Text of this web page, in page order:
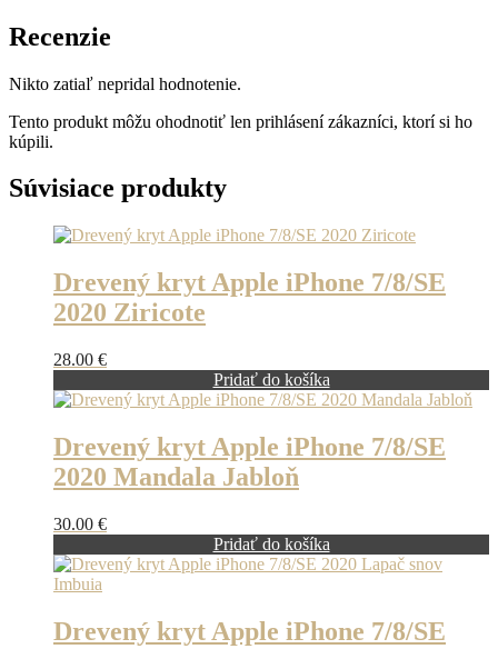
Recenzie
Nikto zatiaľ nepridal hodnotenie.
Tento produkt môžu ohodnotiť len prihlásení zákazníci, ktorí si ho
kúpili.
Súvisiace produkty
Drevený kryt Apple iPhone 7/8/SE
2020 Ziricote
28.00 €
Pridať do košíka
Drevený kryt Apple iPhone 7/8/SE
2020 Mandala Jabloň
30.00 €
Pridať do košíka
Drevený kryt Apple iPhone 7/8/SE